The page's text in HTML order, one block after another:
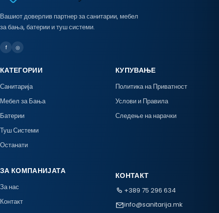
Вашиот доверлив партнер за санитарии, мебел
за бања, батерии и туш системи.
f ◎
КАТЕГОРИИ
Санитарија
Мебел за Бања
Батерии
Туш Системи
Останати
КУПУВАЊЕ
Политика на Приватност
Услови и Правила
Следење на нарачки
ЗА КОМПАНИЈАТА
За нас
Контакт
КОНТАКТ
+389 75 296 634
info@sanitarija.mk